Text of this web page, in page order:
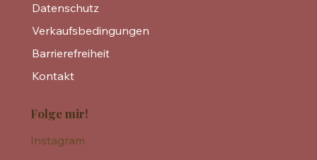
Datenschutz
Verkaufsbedingungen
Barrierefreiheit
Kontakt
Folge mir!
Instagram